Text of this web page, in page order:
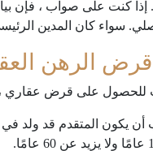
إذا كنت على صواب ، فإن
سواء كان المدين
الرهن
للحصول على قرض
المتقدم قد ولد في